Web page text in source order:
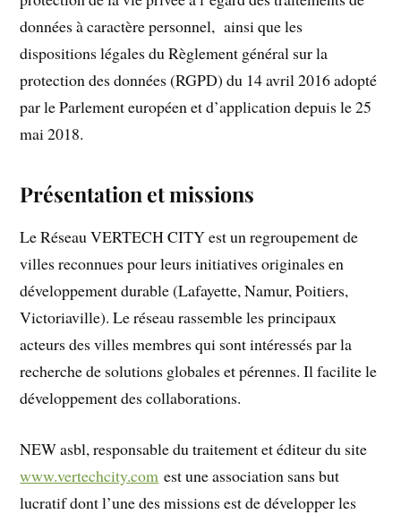
données à caractère personnel, ainsi que les
dispositions légales du Règlement général sur la
protection des données (RGPD) du 14 avril 2016 adopté
par le Parlement européen et d’application depuis le 25
mai 2018.
Présentation et missions
Le Réseau VERTECH CITY est un regroupement de
villes reconnues pour leurs initiatives originales en
développement durable (Lafayette, Namur, Poitiers,
Victoriaville). Le réseau rassemble les principaux
acteurs des villes membres qui sont intéressés par la
recherche de solutions globales et pérennes. Il facilite le
développement des collaborations.
NEW asbl, responsable du traitement et éditeur du site
www.vertechcity.com est une association sans but
lucratif dont l’une des missions est de développer les